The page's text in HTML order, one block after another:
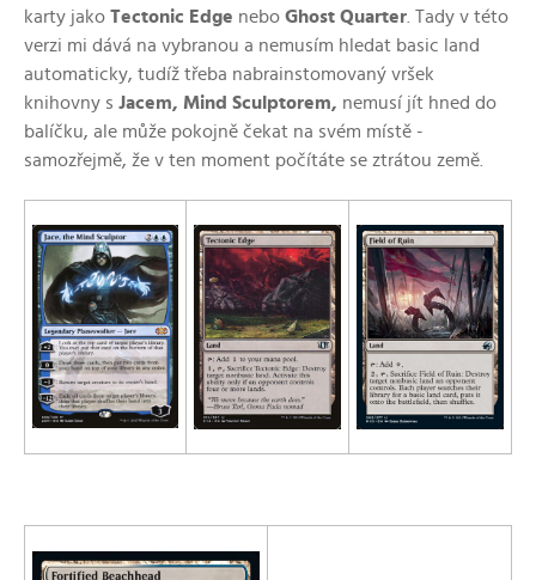
karty jako Tectonic Edge nebo Ghost Quarter . Tady v této
verzi mi dává na vybranou a nemusím hledat basic land
automaticky, tudíž třeba nabrainstomovaný vršek
knihovny s Jacem, Mind Sculptorem, nemusí jít hned do
balíčku, ale může pokojně čekat na svém místě -
samozřejmě, že v ten moment počítáte se ztrátou země.